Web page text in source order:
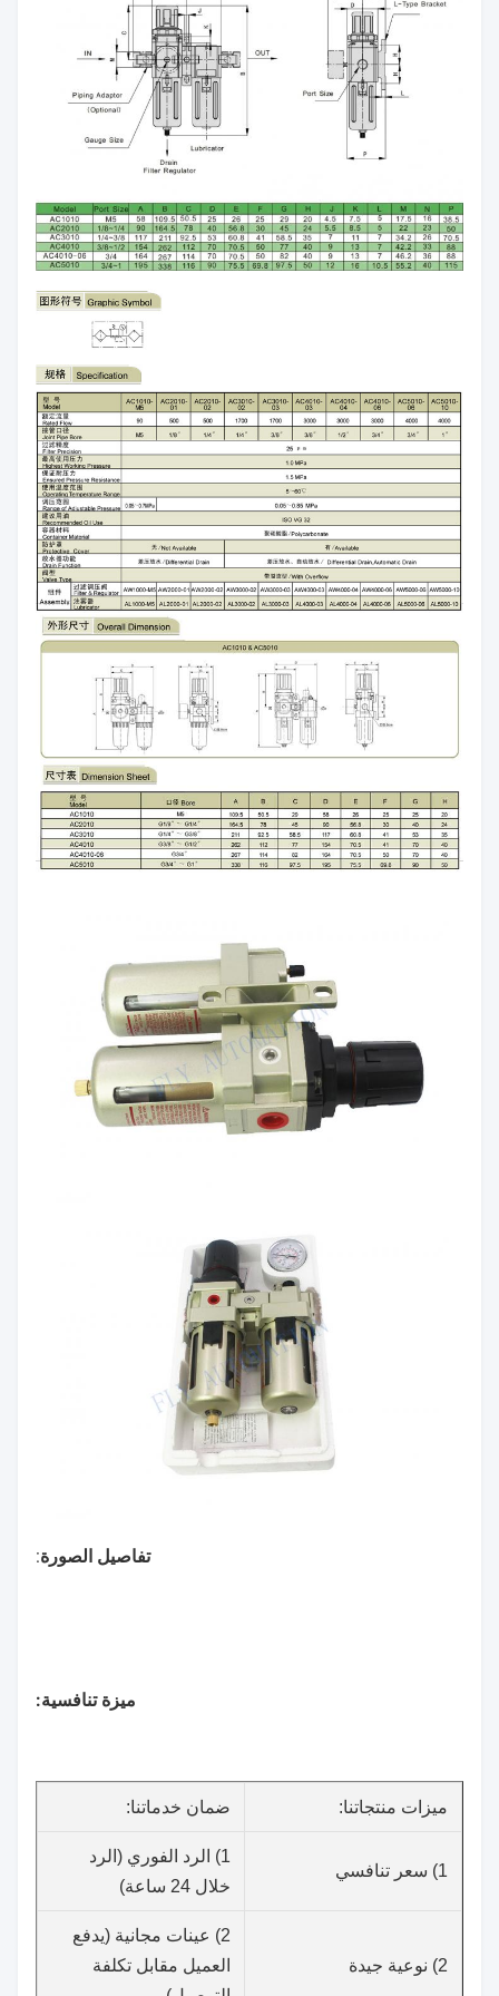
تفاصيل الصورة:
ميزة تنافسية:
ميزات منتجاتنا: ضمان خدماتنا:
1) سعر تنافسي
1) الرد الفوري (الرد
خلال 24 ساعة)
2) نوعية جيدة
2) عينات مجانية (يدفع
العميل مقابل تكلفة